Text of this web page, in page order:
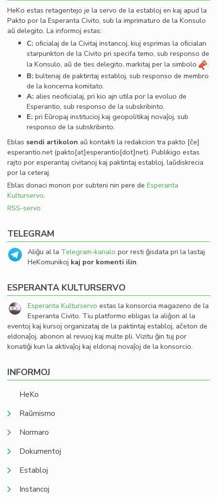
HeKo estas retagentejo je la servo de la establoj en kaj apud la
Pakto por la Esperanta Civito, sub la imprimaturo de la Konsulo
aŭ delegito. La informoj estas:
C: oﬁcialaj de la Civitaj instancoj, kiuj esprimas la oﬁcialan
starpunkton de la Civito pri specifa temo, sub responso de
la Konsulo, aŭ de ties delegito, markitaj per la simbolo
.
B: bultenaj de paktintaj establoj, sub responso de membro
de la koncerna komitato.
A: alies neoﬁcialaj, pri kio ajn utila por la evoluo de
Esperantio, sub responso de la subskribinto.
E: pri Eŭropaj institucioj kaj geopolitikaj novaĵoj, sub
responso de la subskribinto.
Eblas sendi artikolon aŭ kontakti la redakcion tra pakto [ĉe]
esperantio.net(pakto[at]esperantio[dot]net). Publikigo estas
rajto por esperantaj civitanoj kaj paktintaj establoj, laŭdiskrecia
por la ceteraj.
Eblas donaci monon por subteni nin pere de Esperanta
Kulturservo.
RSS-servo
TELEGRAM
Aliĝu al la Telegram-kanalo por resti ĝisdata pri la lastaj
HeKomunikoj kaj por komenti ilin.
ESPERANTA KULTURSERVO
Esperanta Kulturservo estas la konsorcia magazeno de la
Esperanta Civito. Tiu platformo ebligas la aliĝon al la
eventoj kaj kursoj organizataj de la paktintaj establoj, aĉeton de
eldonaĵoj, abonon al revuoj kaj multe pli. Vizitu ĝin tuj por
konatiĝi kun la aktivaĵoj kaj eldonaj novaĵoj de la konsorcio.
INFORMOJ
HeKo
Raŭmismo
Normaro
Dokumentoj
Establoj
Instancoj